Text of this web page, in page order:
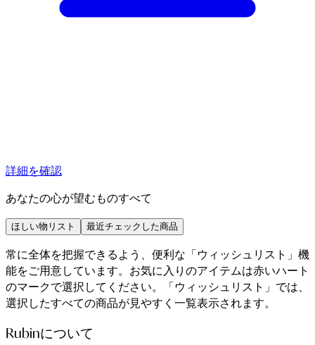
詳細を確認
あなたの心が望むものすべて
ほしい物リスト 最近チェックした商品
常に全体を把握できるよう、便利な「ウィッシュリスト」機
能をご用意しています。お気に入りのアイテムは赤いハート
のマークで選択してください。「ウィッシュリスト」では、
選択したすべての商品が見やすく一覧表示されます。
Rubinについて